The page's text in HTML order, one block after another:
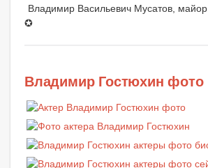
Владимир Васильевич Мусатов, майор
✪
Владимир Гостюхин фото